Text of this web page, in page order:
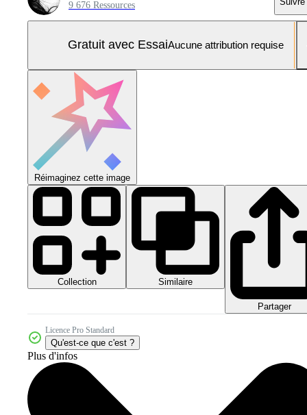
9 676 Ressources
Gratuit avec EssaiAucune attribution requise
Réimaginez cette image
Collection Similaire
Partager
Licence Pro Standard
Qu'est-ce que c'est ?
Plus d'infos